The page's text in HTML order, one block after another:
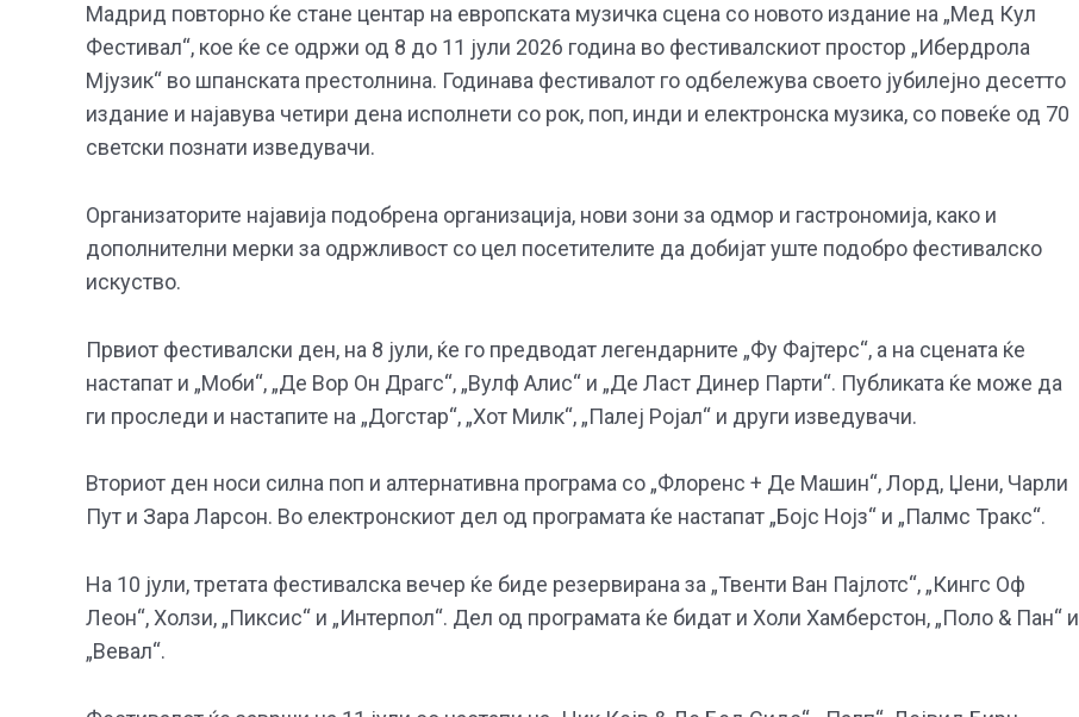
Мадрид повторно ќе стане центар на европската музичка сцена со новото издание на „Мед Кул
Фестивал“, кое ќе се одржи од 8 до 11 јули 2026 година во фестивалскиот простор „Ибердрола
Мјузик“ во шпанската престолнина. Годинава фестивалот го одбележува своето јубилејно десетто
издание и најавува четири дена исполнети со рок, поп, инди и електронска музика, со повеќе од 70
светски познати изведувачи.
Организаторите најавија подобрена организација, нови зони за одмор и гастрономија, како и
дополнителни мерки за одржливост со цел посетителите да добијат уште подобро фестивалско
искуство.
Првиот фестивалски ден, на 8 јули, ќе го предводат легендарните „Фу Фајтерс“, а на сцената ќе
настапат и „Моби“, „Де Вор Он Драгс“, „Вулф Алис“ и „Де Ласт Динер Парти“. Публиката ќе може да
ги проследи и настапите на „Догстар“, „Хот Милк“, „Палеј Ројал“ и други изведувачи.
Вториот ден носи силна поп и алтернативна програма со „Флоренс + Де Машин“, Лорд, Џени, Чарли
Пут и Зара Ларсон. Во електронскиот дел од програмата ќе настапат „Бојс Нојз“ и „Палмс Тракс“.
На 10 јули, третата фестивалска вечер ќе биде резервирана за „Твенти Ван Пајлотс“, „Кингс Оф
Леон“, Холзи, „Пиксис“ и „Интерпол“. Дел од програмата ќе бидат и Холи Хамберстон, „Поло & Пан“ и
„Вевал“.